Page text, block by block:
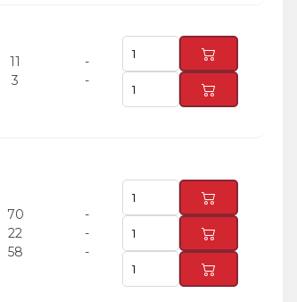
11
3
-
-
70
22
58
-
-
-